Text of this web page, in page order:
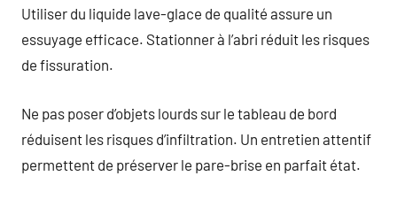
Utiliser du liquide lave-glace de qualité assure un
essuyage efficace. Stationner à l’abri réduit les risques
de fissuration.
Ne pas poser d’objets lourds sur le tableau de bord
réduisent les risques d’infiltration. Un entretien attentif
permettent de préserver le pare-brise en parfait état.